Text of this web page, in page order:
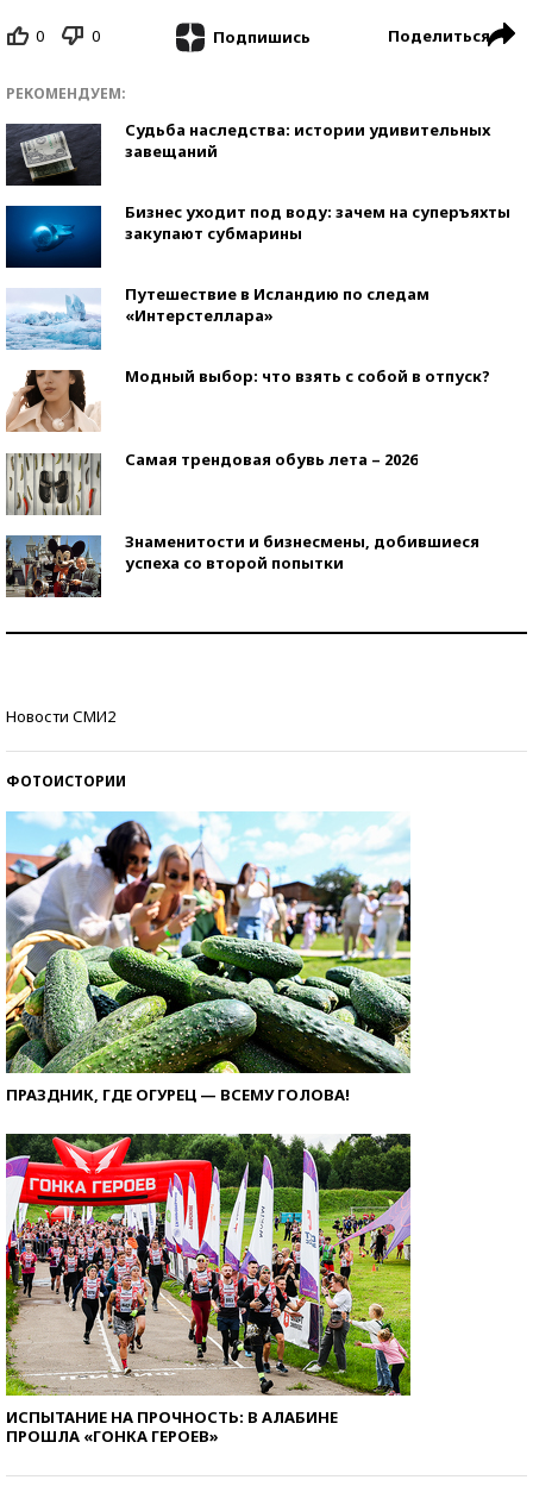
0 0 Подпишись Поделиться
РЕКОМЕНДУЕМ:
Судьба наследства: истории удивительных
завещаний
Бизнес уходит под воду: зачем на суперъяхты
закупают субмарины
Путешествие в Исландию по следам
«Интерстеллара»
Модный выбор: что взять с собой в отпуск?
Самая трендовая обувь лета – 2026
Знаменитости и бизнесмены, добившиеся
успеха со второй попытки
Новости СМИ2
ФОТОИСТОРИИ
ПРАЗДНИК, ГДЕ ОГУРЕЦ — ВСЕМУ ГОЛОВА!
ИСПЫТАНИЕ НА ПРОЧНОСТЬ: В АЛАБИНЕ
ПРОШЛА «ГОНКА ГЕРОЕВ»